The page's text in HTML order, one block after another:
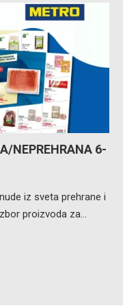
NEPREHRANA 6-
iz sveta prehrane i
proizvoda za…